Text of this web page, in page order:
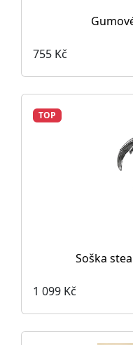
755 Kč
TOP
Soška
1 099 Kč